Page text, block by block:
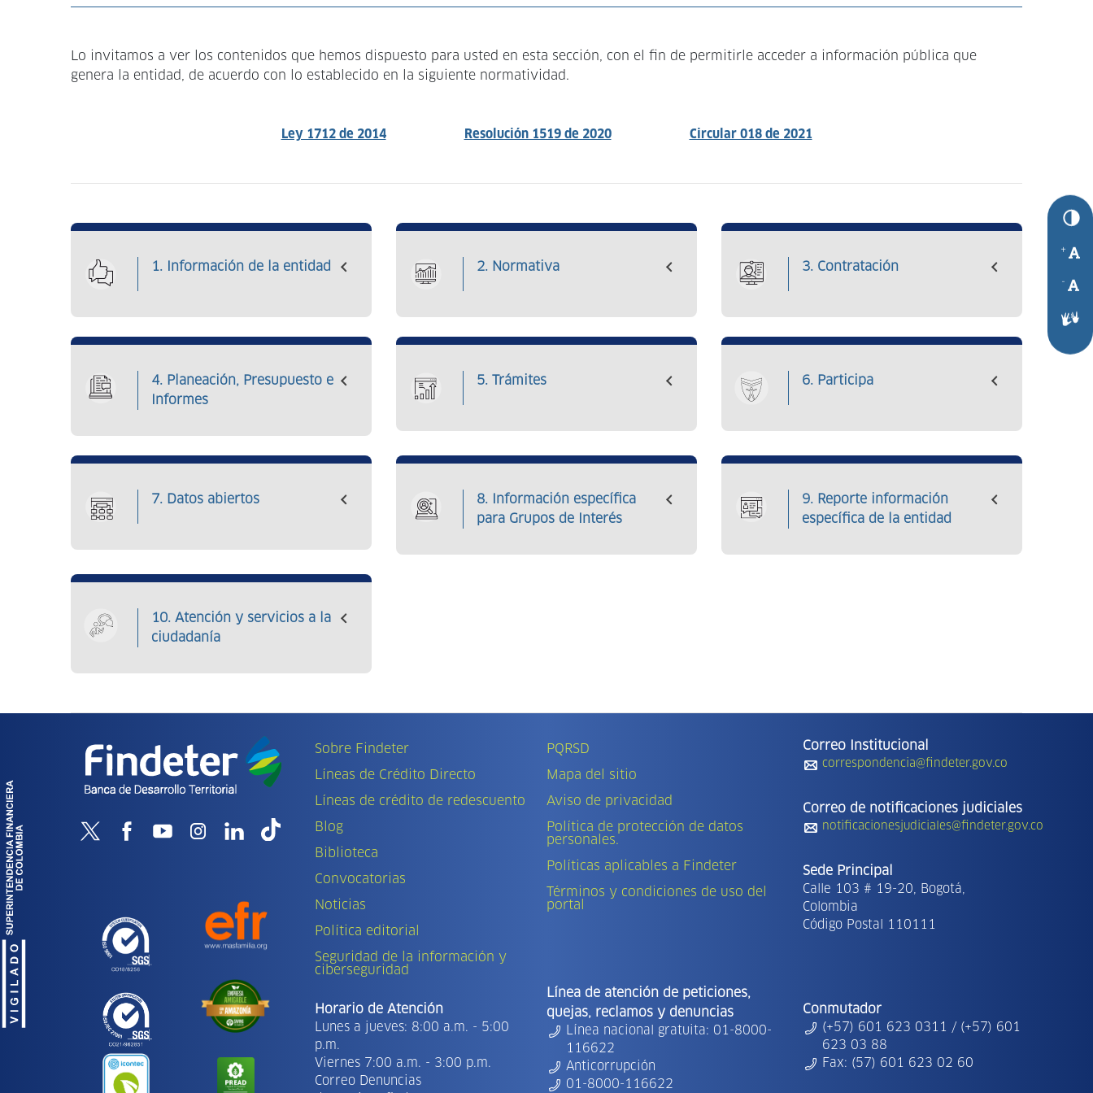
+
-
navegación
Lo invitamos a ver los contenidos que hemos dispuesto para usted en esta sección, con el fin de permitirle acceder a información pública que
genera la entidad, de acuerdo con lo establecido en la siguiente normatividad.
Ley 1712 de 2014 Resolución 1519 de 2020 Circular 018 de 2021
1. Información de la entidad 2. Normativa 3. Contratación
4. Planeación, Presupuesto e
Informes
5. Trámites 6. Participa
7. Datos abiertos
8. Información específica
para Grupos de Interés
9. Reporte información
específica de la entidad
10. Atención y servicios a la
ciudadanía
Sobre Findeter
Líneas de Crédito Directo
Líneas de crédito de redescuento
Blog
Biblioteca
Convocatorias
Noticias
Política editorial
Seguridad de la información y
ciberseguridad
Horario de Atención
Lunes a jueves: 8:00 a.m. - 5:00
p.m.
Viernes 7:00 a.m. - 3:00 p.m.
Correo Denuncias
PQRSD
Mapa del sitio
Aviso de privacidad
Política de protección de datos
personales.
Políticas aplicables a Findeter
Términos y condiciones de uso del
portal
Línea de atención de peticiones,
quejas, reclamos y denuncias
Línea nacional gratuita: 01-8000-
116622
Anticorrupción
01-8000-116622
Correo Institucional
correspondencia@findeter.gov.co
Correo de notificaciones judiciales
notificacionesjudiciales@findeter.gov.co
Sede Principal
Calle 103 # 19-20, Bogotá,
Colombia
Código Postal 110111
Conmutador
(+57) 601 623 0311 / (+57) 601
623 03 88
Fax: (57) 601 623 02 60